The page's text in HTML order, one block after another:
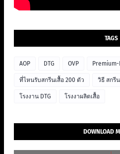
TAGS
AOP DTG OVP Premium-
ที่ไหนรับสกรีนเสื้อ 200 ตัว วิธี สกรี
โรงงาน DTG โรงงาผลิตเสื้อ
DOWNLOAD